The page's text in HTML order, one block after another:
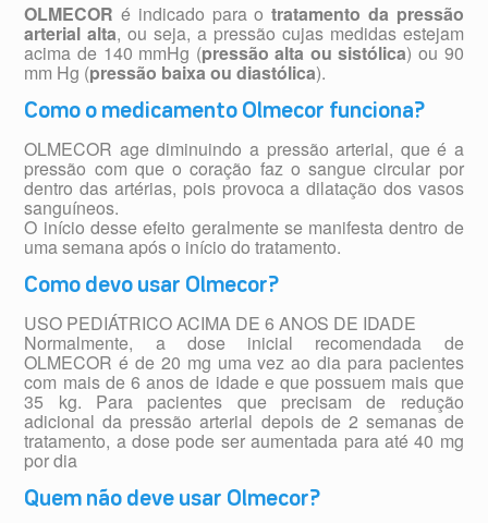
OLMECOR é indicado para otratamento da pressão
arterial alta, ou seja, a pressão cujas medidas estejam
acima de 140 mmHg (pressão alta ou sistólica) ou 90
mm Hg (pressão baixa ou diastólica).
Como o medicamento Olmecor funciona?
OLMECOR age diminuindo a pressão arterial, que é a
pressão com que o coração faz o sangue circular por
dentro das artérias, pois provoca a dilatação dos vasos
sanguíneos.
O início desse efeito geralmente se manifesta dentro de
uma semana após o início do tratamento.
Como devo usar Olmecor?
USO PEDIÁTRICO ACIMA DE 6 ANOS DE IDADE
Normalmente, a dose inicial recomendada de
OLMECOR é de 20 mg uma vez ao dia para pacientes
com mais de 6 anos de idade e que possuem mais que
35 kg. Para pacientes que precisam de redução
adicional da pressão arterial depois de 2 semanas de
tratamento, a dose pode ser aumentada para até 40 mg
por dia
Quem não deve usar Olmecor?